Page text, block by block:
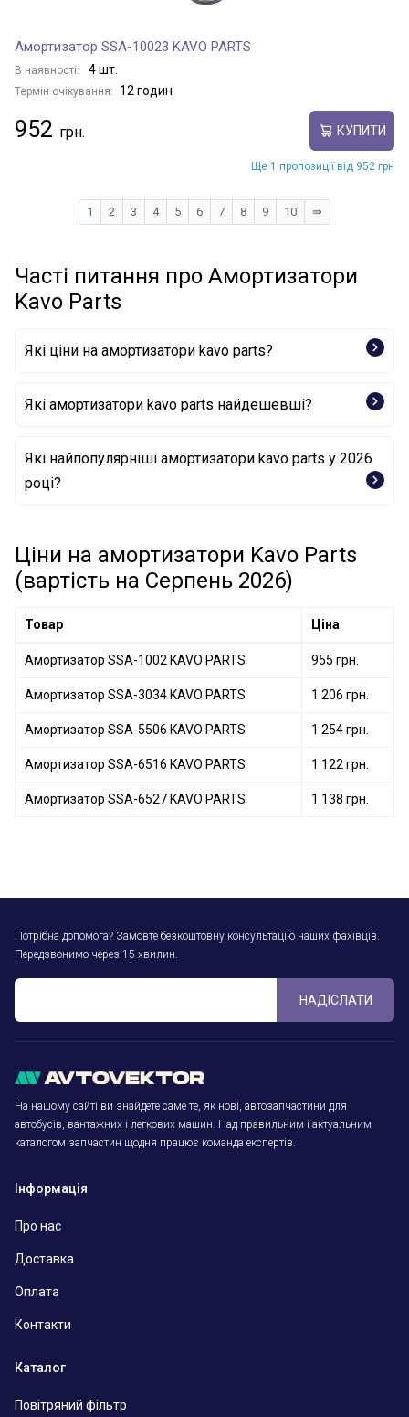
Амортизатор SSA-10023 KAVO PARTS
В наявності: 4 шт.
Термін очікування: 12 годин
952 КУПИТИ
Ще 1 пропозиції від 952 грн
1 2 3 4 5 6 7 8 9 10 ⇛
Часті питання про Амортизатори
Kavo Parts
Які ціни на амортизатори kavo parts?
Які амортизатори kavo parts найдешевші?
Які найпопулярніші амортизатори kavo parts у 2026
році?
Ціни на амортизатори Kavo Parts
(вартість на Серпень 2026)
Товар Ціна
Амортизатор SSA-1002 KAVO PARTS 955 грн.
Амортизатор SSA-3034 KAVO PARTS 1 206 грн.
Амортизатор SSA-5506 KAVO PARTS 1 254 грн.
Амортизатор SSA-6516 KAVO PARTS 1 122 грн.
Амортизатор SSA-6527 KAVO PARTS 1 138 грн.
Потрібна допомога? Замовте безкоштовну консультацію наших фахівців.
Передзвонимо через 15 хвилин.
НАДІСЛАТИ
На нашому сайті ви знайдете саме те, як нові, автозапчастини для
автобусів, вантажних і легкових машин. Над правильним і актуальним
каталогом запчастин щодня працює команда експертів.
Інформація
Про нас
Доставка
Оплата
Контакти
Каталог
Повітряний фільтр